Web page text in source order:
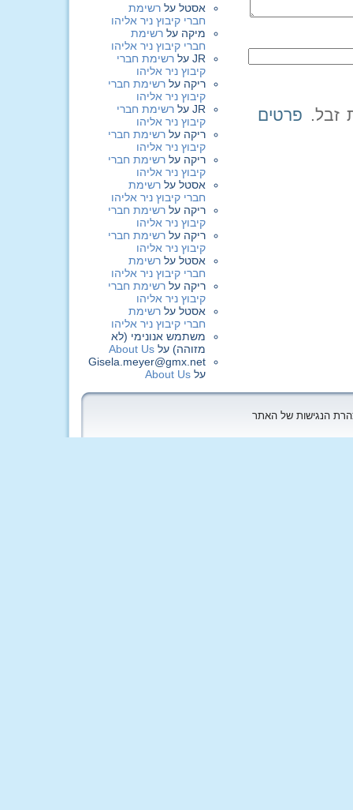
פרטים
אסטל על רשימת
חברי קיבוץ ניר אליהו
מיקה על רשימת
חברי קיבוץ ניר אליהו
JR על רשימת חברי
קיבוץ ניר אליהו
ריקה על רשימת חברי
קיבוץ ניר אליהו
JR על רשימת חברי
קיבוץ ניר אליהו
ריקה על רשימת חברי
קיבוץ ניר אליהו
ריקה על רשימת חברי
קיבוץ ניר אליהו
אסטל על רשימת
חברי קיבוץ ניר אליהו
ריקה על רשימת חברי
קיבוץ ניר אליהו
ריקה על רשימת חברי
קיבוץ ניר אליהו
אסטל על רשימת
חברי קיבוץ ניר אליהו
ריקה על רשימת חברי
קיבוץ ניר אליהו
אסטל על רשימת
חברי קיבוץ ניר אליהו
משתמש אנונימי (לא
מזוהה) על About Us
Gisela.meyer@gmx.net
על About Us
הנגישות של האתר